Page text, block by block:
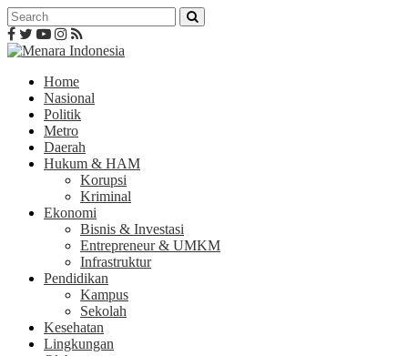
Home
Nasional
Politik
Metro
Daerah
Hukum & HAM
Korupsi
Kriminal
Ekonomi
Bisnis & Investasi
Entrepreneur & UMKM
Infrastruktur
Pendidikan
Kampus
Sekolah
Kesehatan
Lingkungan